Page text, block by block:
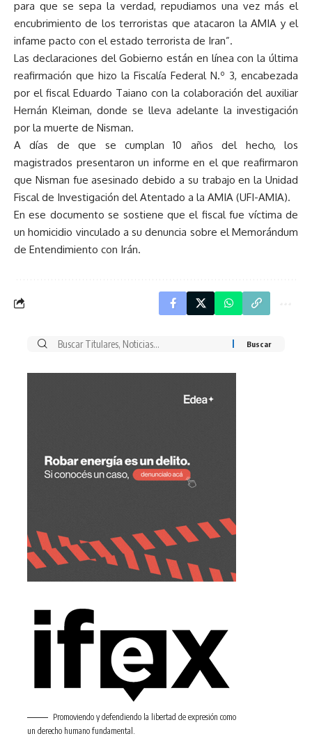
para que se sepa la verdad, repudiamos una vez más el
encubrimiento de los terroristas que atacaron la AMIA y el
infame pacto con el estado terrorista de Iran”.
Las declaraciones del Gobierno están en línea con la última
reafirmación que hizo la Fiscalía Federal N.º 3, encabezada
por el fiscal Eduardo Taiano con la colaboración del auxiliar
Hernán Kleiman, donde se lleva adelante la investigación
por la muerte de Nisman.
A días de que se cumplan 10 años del hecho, los
magistrados presentaron un informe en el que reafirmaron
que Nisman fue asesinado debido a su trabajo en la Unidad
Fiscal de Investigación del Atentado a la AMIA (UFI-AMIA).
En ese documento se sostiene que el fiscal fue víctima de
un homicidio vinculado a su denuncia sobre el Memorándum
de Entendimiento con Irán.
Buscar
Promoviendo y defendiendo la libertad de expresión como
un derecho humano fundamental.